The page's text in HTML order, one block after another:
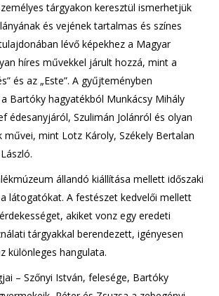
tárgyakon keresztül ismerhetjük
és vejének tartalmas és színes
lévő képekhez a Magyar
híres művekkel járult hozzá, mint a
és az „Este”. A gyűjteményben
Bartóky hagyatékból Munkácsy Mihály
édesanyjáról, Szulimán Jolánról és olyan
művei, mint Lotz Károly, Székely Bertalan
állandó kiállítása mellett időszaki
látogatókat. A festészet kedvelői mellett
akiket vonz egy eredeti
tárgyakkal berendezett, igényesen
különleges hangulata.
– Szőnyi István, felesége, Bartóky